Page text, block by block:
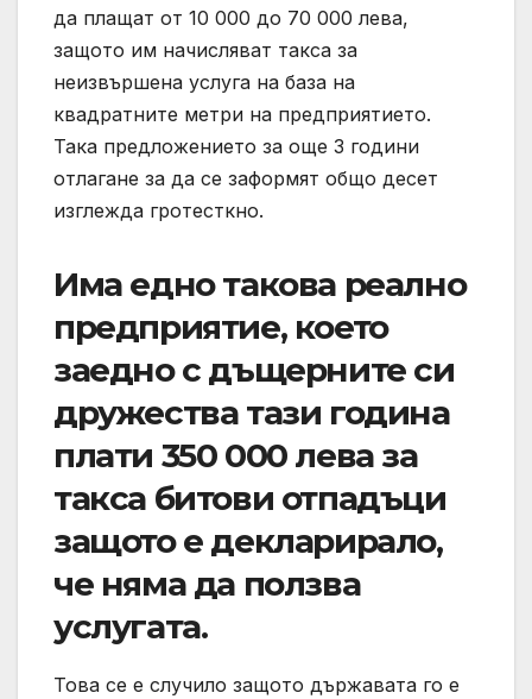
да плащат от 10 000 до 70 000 лева,
защото им начисляват такса за
неизвършена услуга на база на
квадратните метри на предприятието.
Така предложението за още 3 години
отлагане за да се заформят общо десет
изглежда гротесткно.
Има едно такова реално
предприятие, което
заедно с дъщерните си
дружества тази година
плати 350 000 лева за
такса битови отпадъци
защото е декларирало,
че няма да ползва
услугата.
Това се е случило защото държавата го е